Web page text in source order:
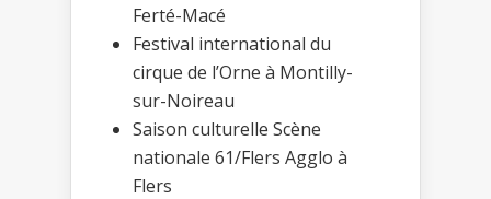
Ferté-Macé
Festival international du
cirque de l’Orne à Montilly-
sur-Noireau
Saison culturelle Scène
nationale 61/Flers Agglo à
Flers